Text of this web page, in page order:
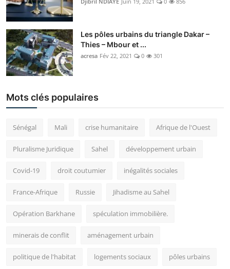
Les pôles urbains du triangle Dakar –
Thies – Mbour et ...
acresa Fév 22, 2021 0 301
Mots clés populaires
Sénégal Mali crise humanitaire Afrique de l'Ouest
Pluralisme Juridique Sahel développement urbain
Covid-19 droit coutumier inégalités sociales
France-Afrique Russie Jihadisme au Sahel
Opération Barkhane spéculation immobilière.
minerais de conflit aménagement urbain
politique de l'habitat logements sociaux pôles urbains